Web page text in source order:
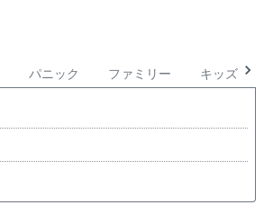
パニック ファミリー キッズ